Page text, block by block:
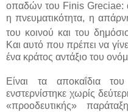
οπαδών του Finis Greciae:
η πνευματικότητα, η
του κοινού και του
Και αυτό που πρέπει να
ένα κράτος αντάξιο του
Είναι τα αποκαΐδια
ενστερνίστηκε χωρίς
«προοδευτικής»